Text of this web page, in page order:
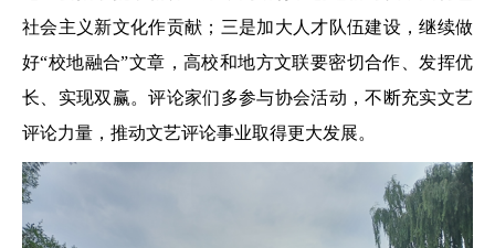
社会主义新文化作贡献；三是加大人才队伍建设，继续做
好“校地融合”文章，高校和地方文联要密切合作、发挥优
长、实现双赢。评论家们多参与协会活动，不断充实文艺
评论力量，推动文艺评论事业取得更大发展。